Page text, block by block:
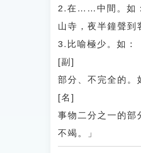
2.在……中間。如
山寺，夜半鐘聲到
3.比喻極少。如：
[副]
部分、不完全的。
[名]
事物二分之一的部
不竭。」